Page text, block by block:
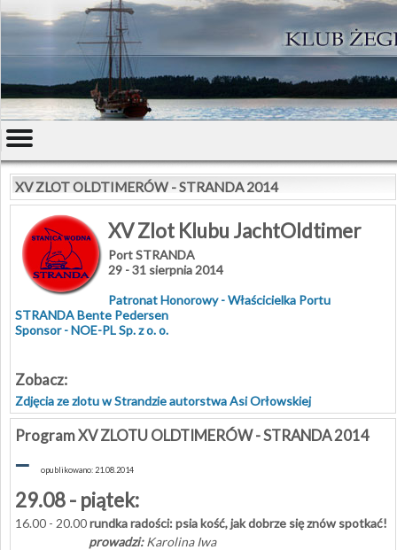
XV ZLOT OLDTIMERÓW - STRANDA 2014
XV Zlot Klubu JachtOldtimer
Port STRANDA
29 - 31 sierpnia 2014
Patronat Honorowy -Właścicielka Portu
STRANDA Bente Pedersen
Sponsor -NOE-PL Sp. z o. o.
Zobacz:
Zdjęcia ze zlotu w Strandzie autorstwa Asi Orłowskiej
Program XV ZLOTU OLDTIMERÓW - STRANDA 2014
– opublikowano: 21.08.2014
29.08 - piątek:
16.00 - 20.00rundka radości: psia kość, jak dobrze się znów spotkać!
prowadzi:Karolina Iwa